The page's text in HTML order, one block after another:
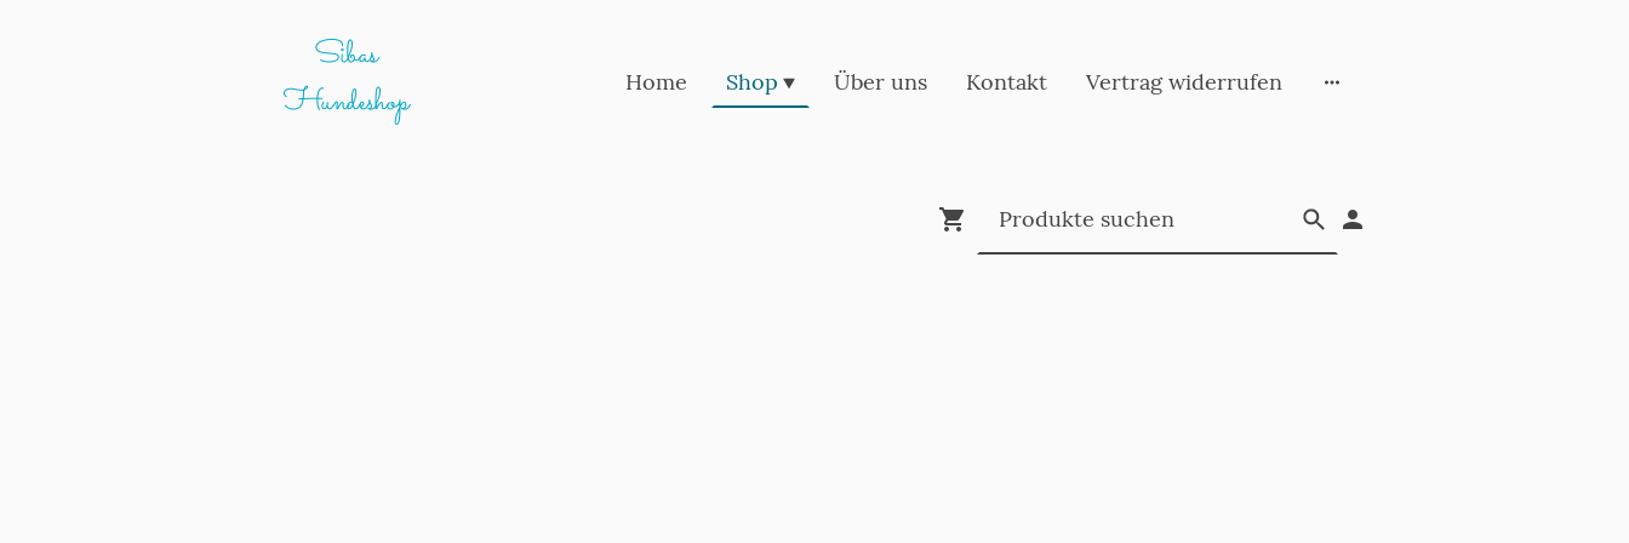
Sibas
Hundeshop
Home Shop Über uns Kontakt Vertrag widerrufen